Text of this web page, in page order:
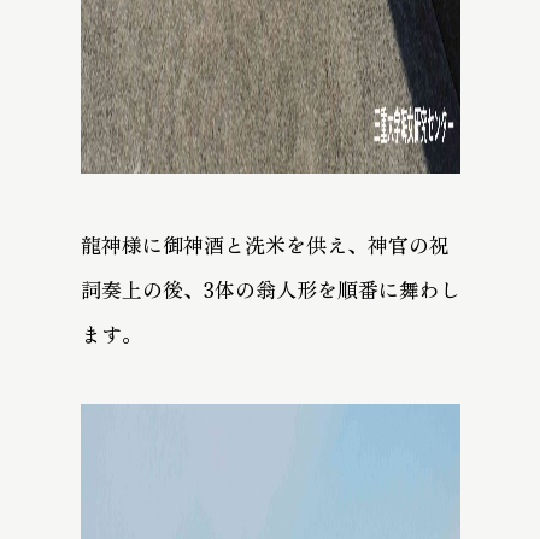
龍神様に御神酒と洗米を供え、神官の祝
詞奏上の後、3体の翁人形を順番に舞わし
ます。